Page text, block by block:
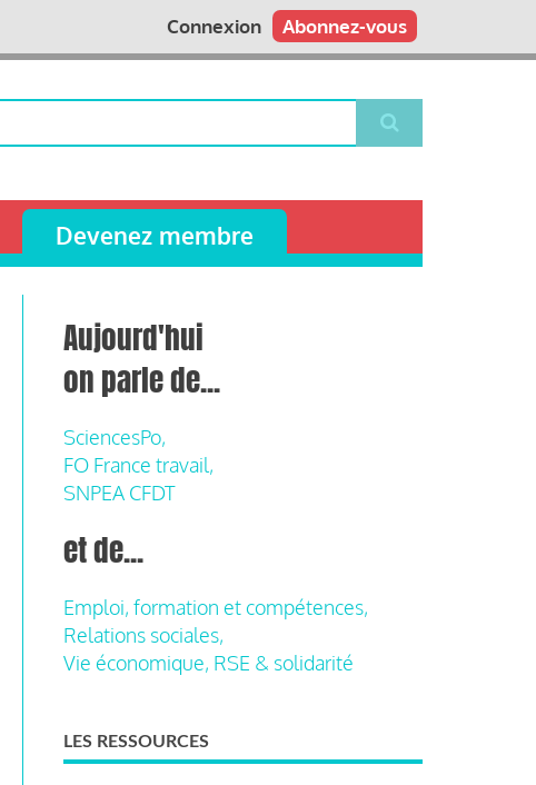
Abonnez-vous
Connexion
Devenez membre
Aujourd'hui
on parle de...
SciencesPo,
FO France travail,
SNPEA CFDT
et de...
Emploi, formation et compétences,
Relations sociales,
Vie économique, RSE & solidarité
LES RESSOURCES